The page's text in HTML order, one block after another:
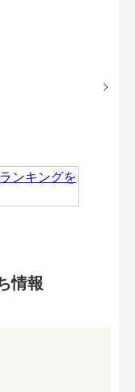
情報